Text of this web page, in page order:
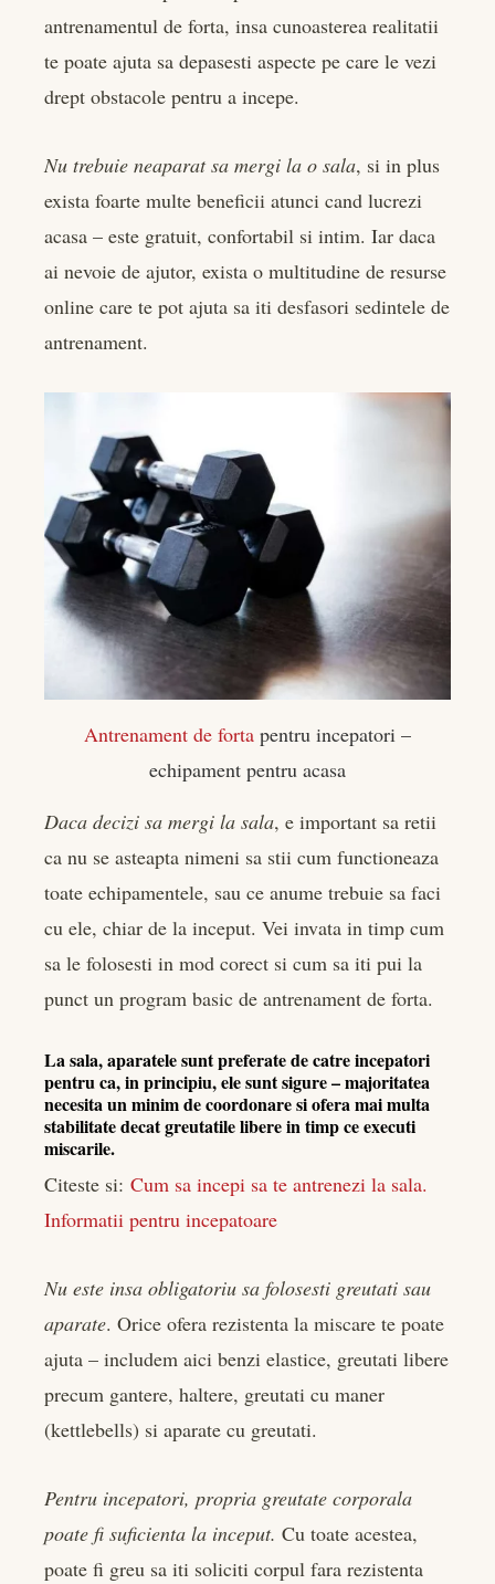
antrenamentul de forta, insa cunoasterea realitatii
te poate ajuta sa depasesti aspecte pe care le vezi
drept obstacole pentru a incepe.
Nu trebuie neaparat sa mergi la o sala, si in plus
exista foarte multe beneficii atunci cand lucrezi
acasa – este gratuit, confortabil si intim. Iar daca
ai nevoie de ajutor, exista o multitudine de resurse
online care te pot ajuta sa iti desfasori sedintele de
antrenament.
Antrenament de forta pentru incepatori –
echipament pentru acasa
Daca decizi sa mergi la sala, e important sa retii
ca nu se asteapta nimeni sa stii cum functioneaza
toate echipamentele, sau ce anume trebuie sa faci
cu ele, chiar de la inceput. Vei invata in timp cum
sa le folosesti in mod corect si cum sa iti pui la
punct un program basic de antrenament de forta.
La sala, aparatele sunt preferate de catre incepatori
pentru ca, in principiu, ele sunt sigure – majoritatea
necesita un minim de coordonare si ofera mai multa
stabilitate decat greutatile libere in timp ce executi
miscarile.
Citeste si: Cum sa incepi sa te antrenezi la sala.
Informatii pentru incepatoare
Nu este insa obligatoriu sa folosesti greutati sau
aparate. Orice ofera rezistenta la miscare te poate
ajuta – includem aici benzi elastice, greutati libere
precum gantere, haltere, greutati cu maner
(kettlebells) si aparate cu greutati.
Pentru incepatori, propria greutate corporala
poate fi suficienta la inceput. Cu toate acestea,
poate fi greu sa iti soliciti corpul fara rezistenta